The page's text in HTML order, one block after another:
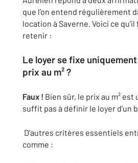
que l’on entend régulièrement
location à Saverne. Voici ce
retenir :
Le loyer se fixe
prix au m² ?
Faux ! Bien sûr, le prix au m² est
suffit pas à définir le loyer d’un
D’autres critères essentiels
comme :